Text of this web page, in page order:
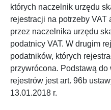
których naczelnik urzędu
rejestracji na potrzeby VAT
przez naczelnika urzędu
podatnicy VAT. W drugim
podatników, których
przywrócona. Podstawą
rejestrów jest art. 96b
13.01.2018 r.